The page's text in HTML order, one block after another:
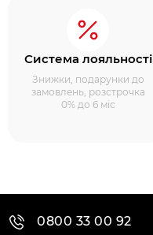
Система лояльності
Знижки, подарунки до
замовлень, розстрочка
0% до 6 міс
0800 33 00 92